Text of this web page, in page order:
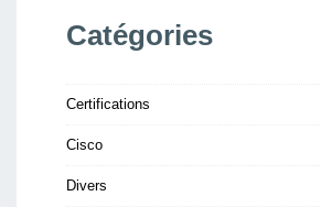
Catégories
Certifications
Cisco
Divers